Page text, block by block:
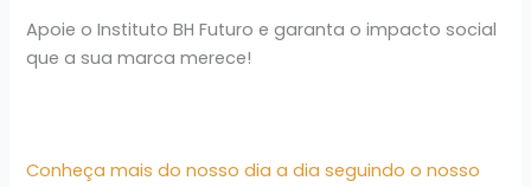
Apoie o Instituto BH Futuro e garanta o impacto social
que a sua marca merece!
Conheça mais do nosso dia a dia seguindo o nosso